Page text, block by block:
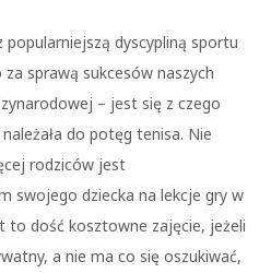
dyscypliną sportu
sprawą sukcesów naszych
– jest się z czego
do potęg tenisa. Nie
rodziców jest
swojego dziecka na lekcje gry w
to dość kosztowne zajęcie, jeżeli
a nie ma co się oszukiwać,